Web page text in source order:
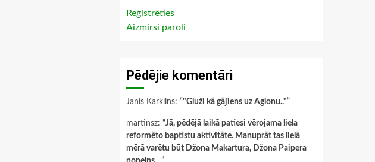
Reģistrēties
Aizmirsi paroli
Pēdējie komentāri
Janis Karklins: “"Gluži kā gājiens uz Aglonu.."”
martinsz: “Jā, pēdējā laikā patiesi vērojama liela
reformēto baptistu aktivitāte. Manuprāt tas lielā
mērā varētu būt Džona Makartura, Džona Paipera